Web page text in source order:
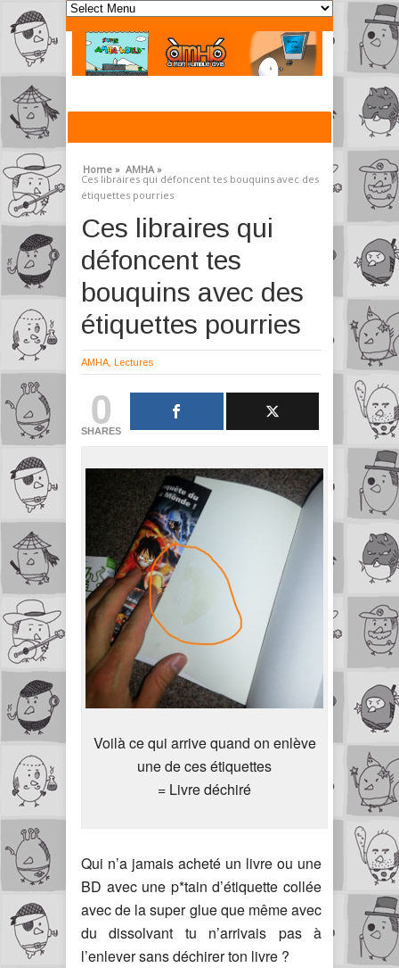
Home » AMHA »
Ces libraires qui défoncent tes bouquins avec des
étiquettes pourries
Ces libraires qui
défoncent tes
bouquins avec des
étiquettes pourries
AMHA Lectures
0
SHARES
Voilà ce qui arrive quand on enlève
une de ces étiquettes
= Livre déchiré
Qui n’a jamais acheté un livre ou une
BD avec une p*tain d’étiquette collée
avec de la super glue que même avec
du dissolvant tu n’arrivais pas à
l’enlever sans déchirer ton livre ?